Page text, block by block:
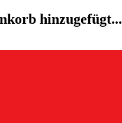
hinzugefügt...